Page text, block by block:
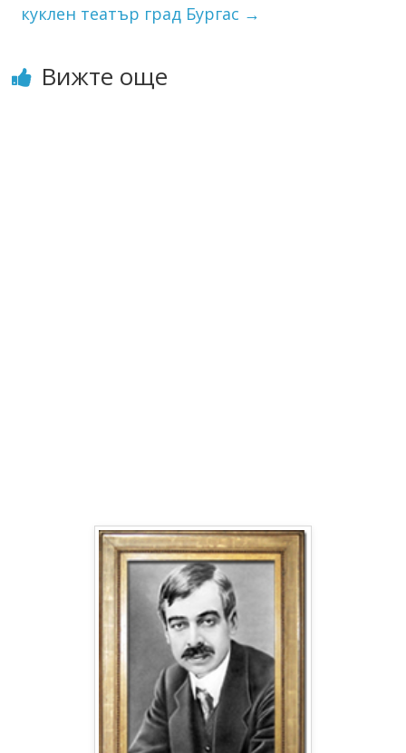
куклен театър град Бургас →
Вижте още